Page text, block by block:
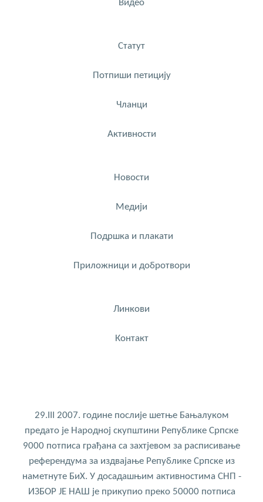
Видео
Статут
Потпиши петицију
Чланци
Активности
Новости
Медији
Подршка и плакати
Приложници и добротвори
Линкови
Контакт
29.III 2007. године послије шетње Бањалуком
предато је Народној скупштини Републике Српске
9000 потписа грађана са захтјевом за расписивање
референдума за издвајање Републике Српске из
наметнуте БиХ. У досадашњим активностима СНП -
ИЗБОР ЈЕ НАШ је прикупио преко 50000 потписа